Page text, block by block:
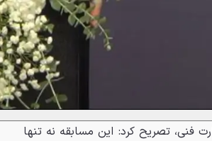
او در ادامه ضمن تبریک به شرکت‌کنندگان برتر مسابقه مهارت فنی، تصریح کرد: ‎این مسابقه نه تنها